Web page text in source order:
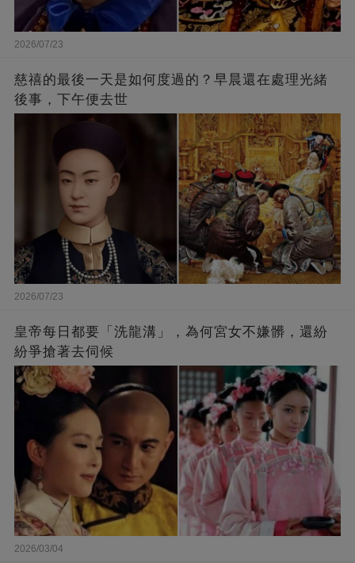
2026/07/23
慈禧的最後一天是如何度過的？早晨還在處理光緒
後事，下午便去世
2026/07/23
皇帝每日都要「洗龍溝」，為何宮女不嫌髒，還紛
紛爭搶著去伺候
2026/03/04